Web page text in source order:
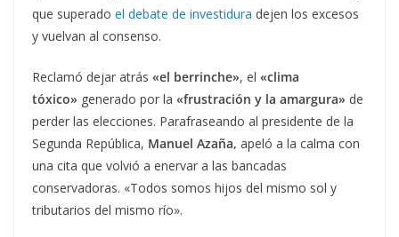
que superado el debate de investidura dejen los excesos
y vuelvan al consenso.
Reclamó dejar atrás «el berrinche», el «clima
tóxico» generado por la «frustración y la amargura» de
perder las elecciones. Parafraseando al presidente de la
Segunda República, Manuel Azaña, apeló a la calma con
una cita que volvió a enervar a las bancadas
conservadoras. «Todos somos hijos del mismo sol y
tributarios del mismo río».